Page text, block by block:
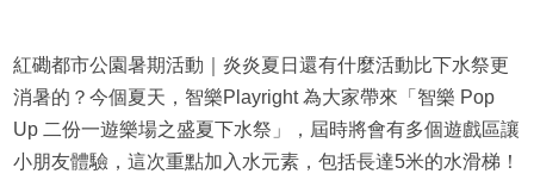
紅磡都市公園暑期活動｜炎炎夏日還有什麼活動比下水祭更
消暑的？今個夏天，智樂Playright 為大家帶來「智樂 Pop
Up 二份一遊樂場之盛夏下水祭」，屆時將會有多個遊戲區讓
小朋友體驗，這次重點加入水元素，包括長達5米的水滑梯！